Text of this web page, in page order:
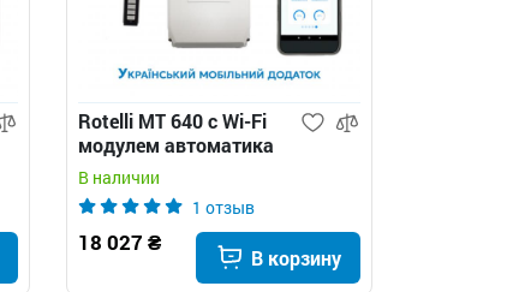
Rotelli МТ 640 c Wi-Fi
модулем автоматика
для распашных ворот
В наличии
1 отзыв
18 027 ₴
В корзину